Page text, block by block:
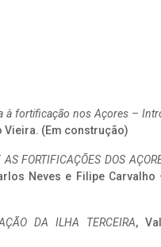
à fortificação nos Açores –
Vieira. (Em construção)
AS FORTIFICAÇÕES DOS
Neves e Filipe
DA ILHA TERCEIRA,